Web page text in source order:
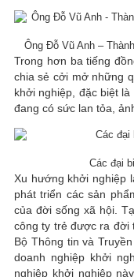
Ông Đỗ Vũ Anh –
Trong hơn ba tiếng
chia sẻ cởi mở những
khởi nghiệp, đặc biệt
đang có sức lan tỏa,
Các đại
Xu hướng khởi nghiệp
phát triển các sản
của đời sống xã hội.
công ty trẻ được ra đời
Bộ Thông tin và
doanh nghiệp khởi
nghiệp khởi nghiệp